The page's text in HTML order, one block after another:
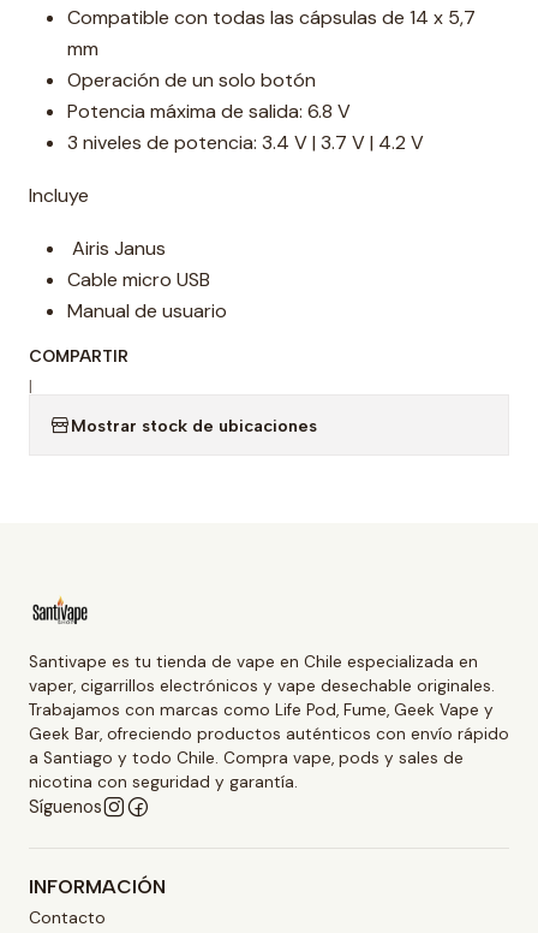
Compatible con todas las cápsulas de 14 x 5,7
mm
Operación de un solo botón
Potencia máxima de salida: 6.8 V
3 niveles de potencia: 3.4 V | 3.7 V | 4.2 V
Incluye
Airis Janus
Cable micro USB
Manual de usuario
COMPARTIR
|
Mostrar stock de ubicaciones
Santivape es tu tienda de vape en Chile especializada en
vaper, cigarrillos electrónicos y vape desechable originales.
Trabajamos con marcas como Life Pod, Fume, Geek Vape y
Geek Bar, ofreciendo productos auténticos con envío rápido
a Santiago y todo Chile. Compra vape, pods y sales de
nicotina con seguridad y garantía.
Síguenos
INFORMACIÓN
Contacto